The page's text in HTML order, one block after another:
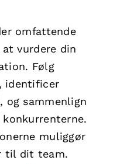
omfattende
vurdere din
Følg
identificer
og sammenlign
muliggør
til dit team.